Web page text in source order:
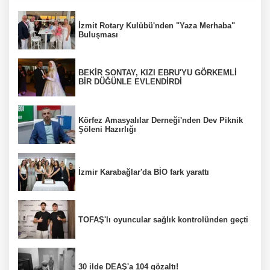
İzmit Rotary Kulübü'nden "Yaza Merhaba"
Buluşması
BEKİR SONTAY, KIZI EBRU'YU GÖRKEMLİ
BİR DÜĞÜNLE EVLENDİRDİ
Körfez Amasyalılar Derneği'nden Dev Piknik
Şöleni Hazırlığı
İzmir Karabağlar'da BİO fark yarattı
TOFAŞ'lı oyuncular sağlık kontrolünden geçti
30 ilde DEAŞ'a 104 gözaltı!